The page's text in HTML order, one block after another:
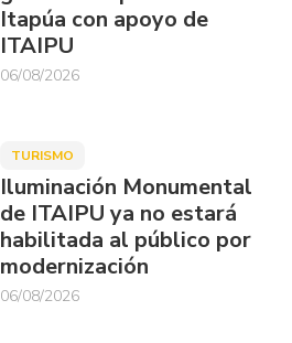
Itapúa con apoyo de
ITAIPU
06/08/2026
TURISMO
Iluminación Monumental
de ITAIPU ya no estará
habilitada al público por
modernización
06/08/2026